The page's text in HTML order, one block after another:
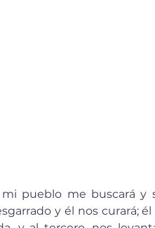
y él nos curará;